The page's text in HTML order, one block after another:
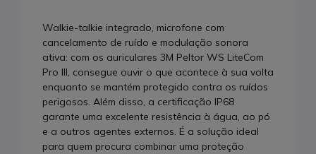
Walkie-talkie integrado, microfone com
cancelamento de ruído e modulação sonora
ativa: com os auriculares 3M Peltor WS LiteCom
Pro III, consegue ouvir o que acontece à sua volta
enquanto se mantém protegido contra os ruídos
perigosos. Além disso, a certificação IP68
garante uma excelente resistência à água, ao pó
e a outros agentes externos. É a solução ideal
para quem procura combinar uma proteção